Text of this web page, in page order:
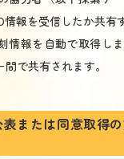
情報を受信したか共有
情報を自動で取得し
で共有されます。
または同意取得